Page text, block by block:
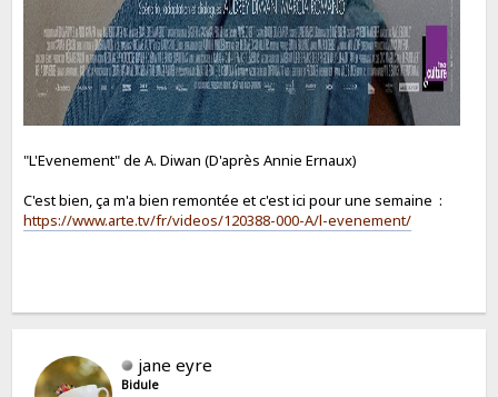
"L'Evenement" de A. Diwan (D'après Annie Ernaux)
C'est bien, ça m'a bien remontée et c'est ici pour une semaine :
https://www.arte.tv/fr/videos/120388-000-A/l-evenement/
jane eyre
Bidule